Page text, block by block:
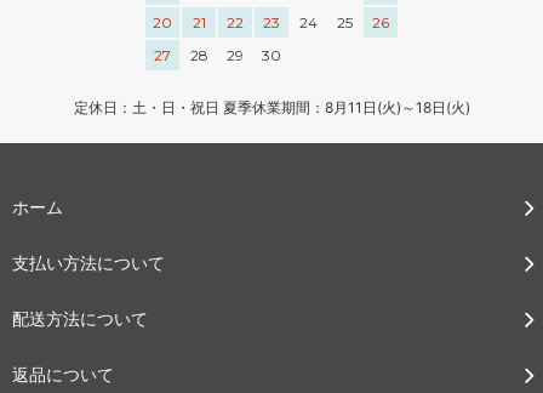
20
21 22 23 24 25
26
27
28 29 30
定休日：土・日・祝日 夏季休業期間：8月11日(火)～18日(火)
ホーム
支払い方法について
配送方法について
返品について